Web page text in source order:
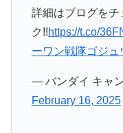
詳細はブログをチ
ク!!https://t.co/
ーワン戦隊ゴジュ
— バンダイ キャ
February 16, 2025